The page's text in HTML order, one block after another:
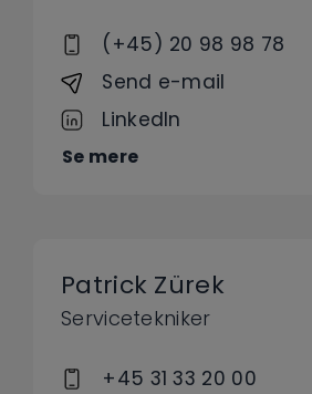
(+45) 20 98 98 78
Send e-mail
LinkedIn
Se mere
Patrick Zürek
Servicetekniker
+45 31 33 20 00